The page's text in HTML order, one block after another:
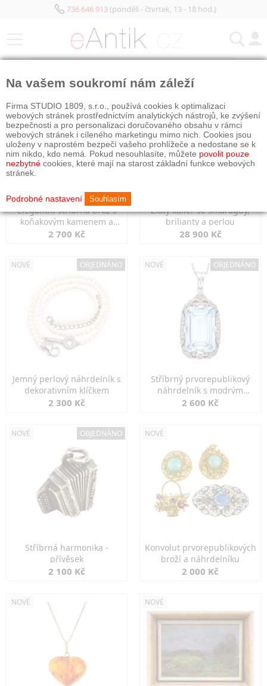
736 646 913(pondělí - čtvrtek, 13 - 18 hod.)
Elegantní stříbrná brož s
koňakovým kamenem a
markazity
2 700 Kč
Zlatý kolier se smaragdy,
brilianty a perlou
28 900 Kč
NOVÉ OBJEDNÁNO
Jemný perlový náhrdelník s
dekorativním klíčkem
2 300 Kč
NOVÉ OBJEDNÁNO
Stříbrný prvorepublikový
náhrdelník s modrým
spinelem
2 600 Kč
NOVÉ OBJEDNÁNO
Stříbrná harmonika -
přívěsek
2 100 Kč
NOVÉ
Konvolut prvorepublikových
broží a náhrdelníku
2 000 Kč
NOVÉ NOVÉ
Na vašem soukromí nám záleží
Firma STUDIO 1809, s.r.o., používá cookies k optimalizaci
webových stránek prostřednictvím analytických nástrojů, ke zvýšení
bezpečnosti a pro personalizaci doručovaného obsahu v rámci
webových stránek i cíleného marketingu mimo nich. Cookies jsou
uloženy v naprostém bezpečí vašeho prohlížeče a nedostane se k
nim nikdo, kdo nemá. Pokud nesouhlasíte, můžete povolit pouze
nezbytné cookies, které mají na starost základní funkce webových
stránek.
Podrobné nastavení Souhlasím